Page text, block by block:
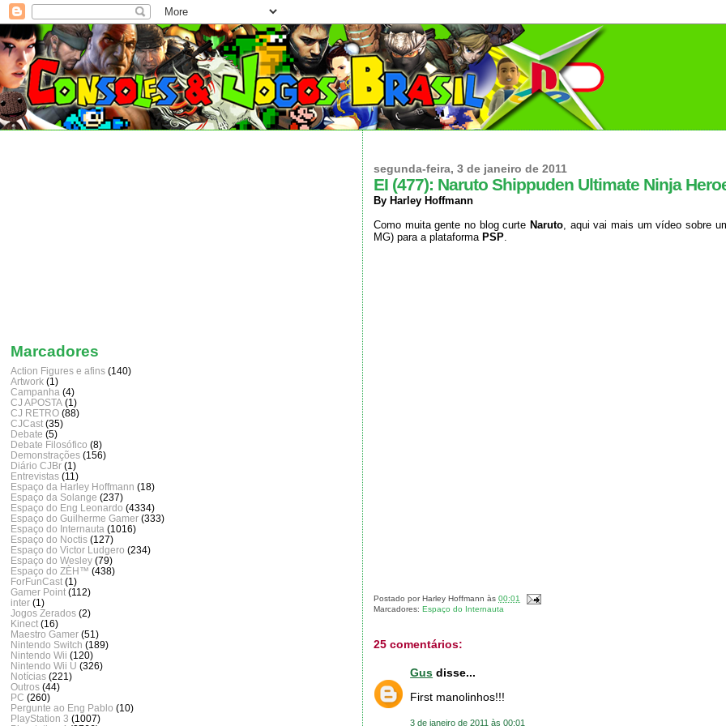
segunda-feira, 3 de janeiro de 2011
EI (477): Naruto Shippuden Ultimate Ninja
By Harley Hoffmann
Como muita gente no blog curte Naruto, aqui vai mais um vídeo sobre
MG) para a plataforma PSP.
Postado porHarley Hoffmann às00:01
Marcadores:Espaço do Internauta
25 comentários:
Gus disse...
First manolinhos!!!
3 de janeiro de 2011 às 00:01
Marcadores
Action Figures e afins (140)
Artwork (1)
Campanha (4)
CJ APOSTA (1)
CJ RETRO (88)
CJCast (35)
Debate (5)
Debate Filosófico (8)
Demonstrações (156)
Diário CJBr (1)
Entrevistas (11)
Espaço da Harley Hoffmann (18)
Espaço da Solange (237)
Espaço do Eng Leonardo (4334)
Espaço do Guilherme Gamer (333)
Espaço do Internauta (1016)
Espaço do Noctis (127)
Espaço do Victor Ludgero (234)
Espaço do Wesley (79)
Espaço do ZÈH™ (438)
ForFunCast (1)
Gamer Point (112)
inter (1)
Jogos Zerados (2)
Kinect (16)
Maestro Gamer (51)
Nintendo Switch (189)
Nintendo Wii (120)
Nintendo Wii U (326)
Notícias (221)
Outros (44)
PC (260)
Pergunte ao Eng Pablo (10)
PlayStation 3 (1007)